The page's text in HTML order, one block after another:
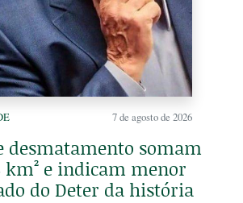
7 de agosto de 2026
desmatamento somam
km² e indicam menor
do Deter da história